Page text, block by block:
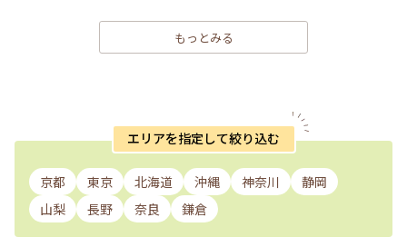
もっとみる
エリアを指定して絞り込む
京都 東京 北海道 沖縄 神奈川
静岡
山梨
長野 奈良 鎌倉